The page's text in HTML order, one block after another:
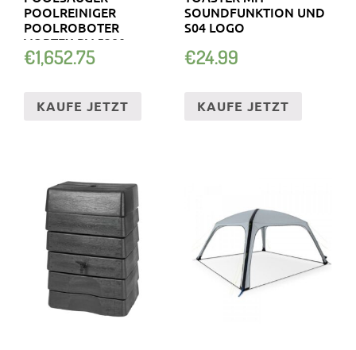
POOLREINIGER
POOLROBOTER
VORTEX RV 5380
€1,652.75
KAUFE JETZT
SOUNDFUNKTION UND
S04 LOGO
€24.99
KAUFE JETZT